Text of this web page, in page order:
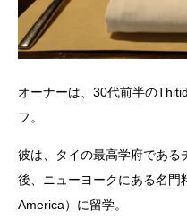
オーナーは、30代前半の
フ。
彼は、タイの最高学府である
後、ニューヨークにある名
America）に留学。